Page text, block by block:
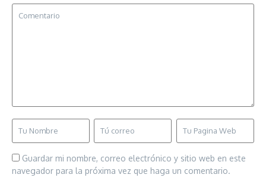
Guardar mi nombre, correo electrónico y sitio web en este
navegador para la próxima vez que haga un comentario.